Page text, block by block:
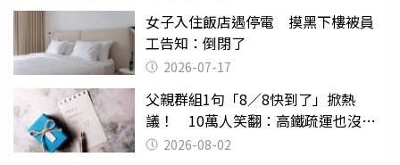
女子入住飯店遇停電 摸黑下樓被員
工告知：倒閉了
2026-07-17
父親群組1句「8／8快到了」掀熱
議！ 10萬人笑翻：高鐵疏運也沒列
父親節
2026-08-02